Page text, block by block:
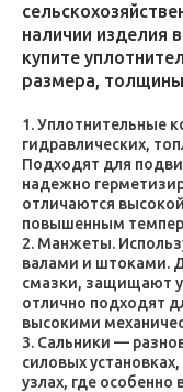
наличии изделия
купите
размера,
Уплотнительные
гидравлических,
Подходят для
надежно
отличаются
повышенным
Манжеты.
валами и штоками.
смазки, защищают
отлично подходят
высокими
Сальники —
силовых
узлах, где